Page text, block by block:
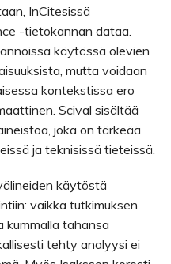
InCitesissä
-tietokannan dataa.
käytössä olevien
mutta voidaan
kontekstissa ero
Scival sisältää
joka on tärkeää
ja teknisissä tieteissä.
käytöstä
vaikka tutkimuksen
kummalla tahansa
tehty analyysi ei